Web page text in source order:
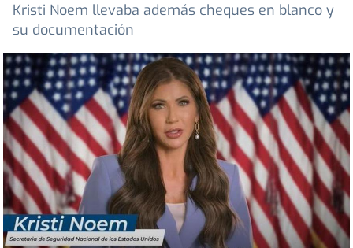
Kristi Noem llevaba además cheques en blanco y
su documentación